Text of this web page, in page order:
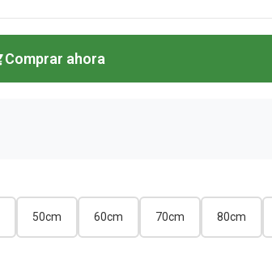
Comprar ahora
50cm 60cm 70cm 80cm